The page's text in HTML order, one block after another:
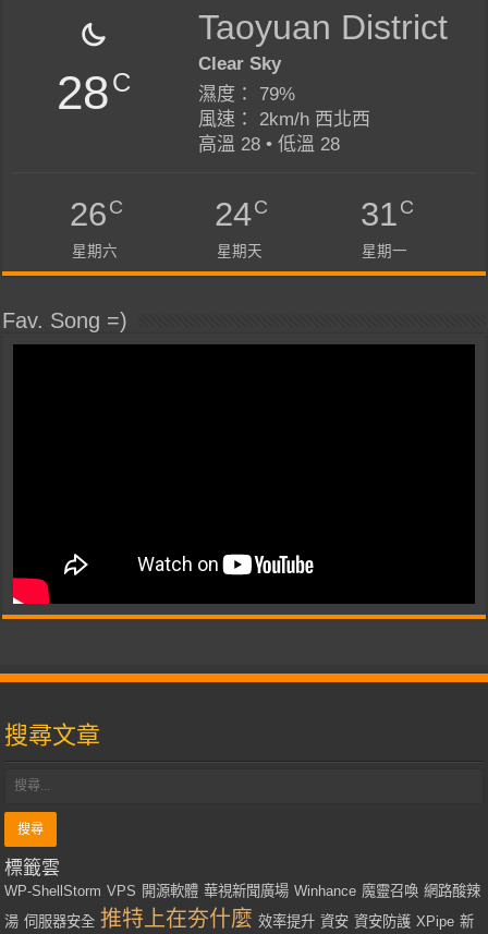
28C
Taoyuan District
Clear Sky
濕度： 79%
風速： 2km/h 西北西
高溫 28 • 低溫 28
26C
星期六
24C
星期天
31C
星期一
Fav. Song =)
搜尋文章
標籤雲
WP-ShellStorm VPS 開源軟體 華視新聞廣場 Winhance 魔靈召喚 網路酸辣
湯 伺服器安全 推特上在夯什麼 效率提升 資安 資安防護 XPipe 新